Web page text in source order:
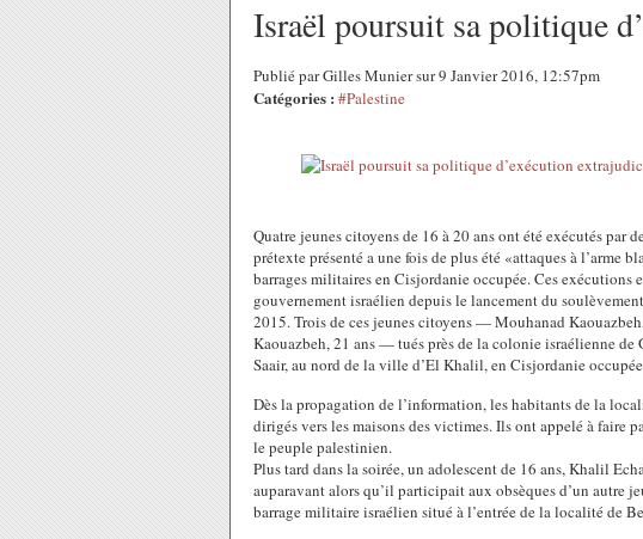
Israël poursuit sa politique
Publié par Gilles Munier sur 9 Janvier 2016, 12:57pm
Catégories : #Palestine
Quatre jeunes citoyens de 16 à 20 ans ont été exécutés par
prétexte présenté a une fois de plus été «attaques à l’arme
barrages militaires en Cisjordanie occupée. Ces
gouvernement israélien depuis le lancement du
2015. Trois de ces jeunes citoyens — Mouhanad
Kaouazbeh, 21 ans — tués près de la colonie israélienne
Saair, au nord de la ville d’El Khalil, en Cisjordanie
Dès la propagation de l’information, les habitants de la
dirigés vers les maisons des victimes. Ils ont appelé à faire
le peuple palestinien.
Plus tard dans la soirée, un adolescent de 16 ans, Khalil
auparavant alors qu’il participait aux obsèques d’un autre
barrage militaire israélien situé à l’entrée de la localité de